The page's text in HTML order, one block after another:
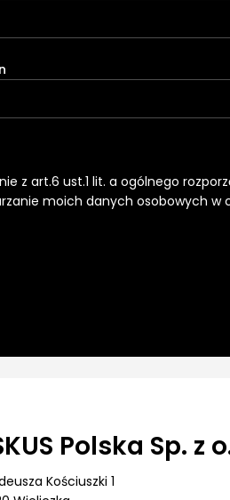
z art.6 ust.1 lit. a ogólnego
moich danych osobowych w
Polska Sp. z
Kościuszki 1